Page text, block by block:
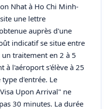
Nhat à Ho Chi Minh-
une lettre
auprès d'une
indicatif se situe entre
traitement en 2 à 5
à l'aéroport s'élève à 25
d'entrée. Le
Upon Arrival" ne
30 minutes. La durée